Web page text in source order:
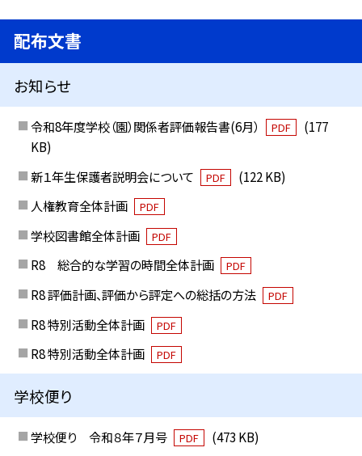
配布文書
お知らせ
令和8年度学校（園）関係者評価報告書(6月） PDF
(177
KB)
新１年生保護者説明会について
PDF
(122 KB)
人権教育全体計画
PDF
学校図書館全体計画 PDF
R8 総合的な学習の時間全体計画 PDF
R8 評価計画、評価から評定への総括の方法 PDF
R8 特別活動全体計画 PDF
R8 特別活動全体計画 PDF
学校便り
学校便り 令和８年７月号 PDF
(473 KB)